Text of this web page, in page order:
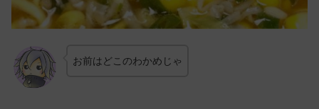
お前はどこのわかめじゃ